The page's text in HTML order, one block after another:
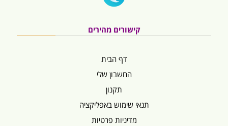
קישורים מהירים
דף הבית
החשבון שלי
תקנון
תנאי שימוש באפליקציה
מדיניות פרטיות